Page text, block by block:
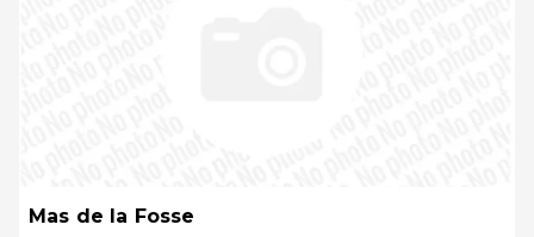
Mas de la Fosse